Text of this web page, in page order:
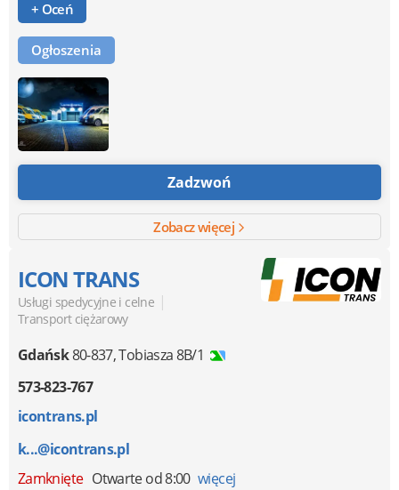
+ Oceń
Ogłoszenia
Zadzwoń
Zobacz więcej
ICON TRANS
Usługi spedycyjne i celne |
Transport ciężarowy
Gdańsk80-837,Tobiasza 8B/1
573-823-767
icontrans.pl
k...@icontrans.pl
Zamknięte Otwarte od 8:00 więcej